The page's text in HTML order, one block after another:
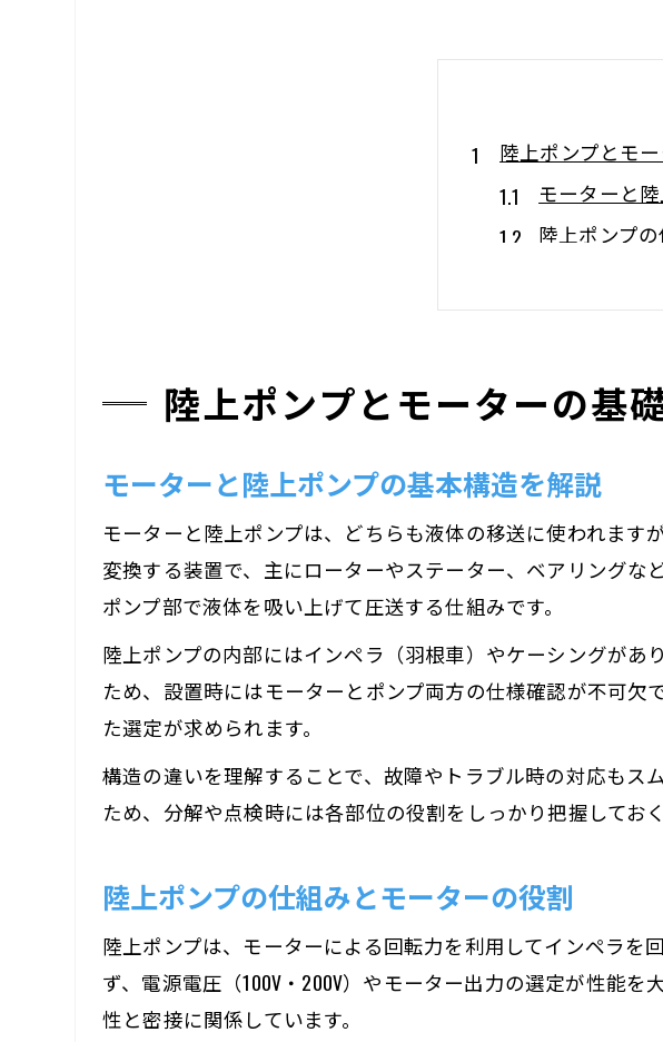
陸上ポンプとモ
モーターと
陸上ポンプ
モーターと
陸上ポンプ
用途別に見る陸
汚水や清水に
モーターポ
100V・200V
設置環境別
モーターとポン
モーターと
モーターと
陸上ポンプと
知っておきたい陸
陸上ポンプ
陸上ポンプ
陸上ポンプとモーターの基
モーターと陸上ポンプの基本構造を解説
モーターと陸上ポンプは、どちらも液体の移送に使われま
変換する装置で、主にローターやステーター、ベアリングな
ポンプ部で液体を吸い上げて圧送する仕組みです。
陸上ポンプの内部にはインペラ（羽根車）やケーシングが
ため、設置時にはモーターとポンプ両方の仕様確認が不可欠
た選定が求められます。
構造の違いを理解することで、故障やトラブル時の対応もス
ため、分解や点検時には各部位の役割をしっかり把握してお
陸上ポンプの仕組みとモーターの役割
陸上ポンプは、モーターによる回転力を利用してインペラ
ず、電源電圧（100V・200V）やモーター出力の選定が性能
性と密接に関係しています。